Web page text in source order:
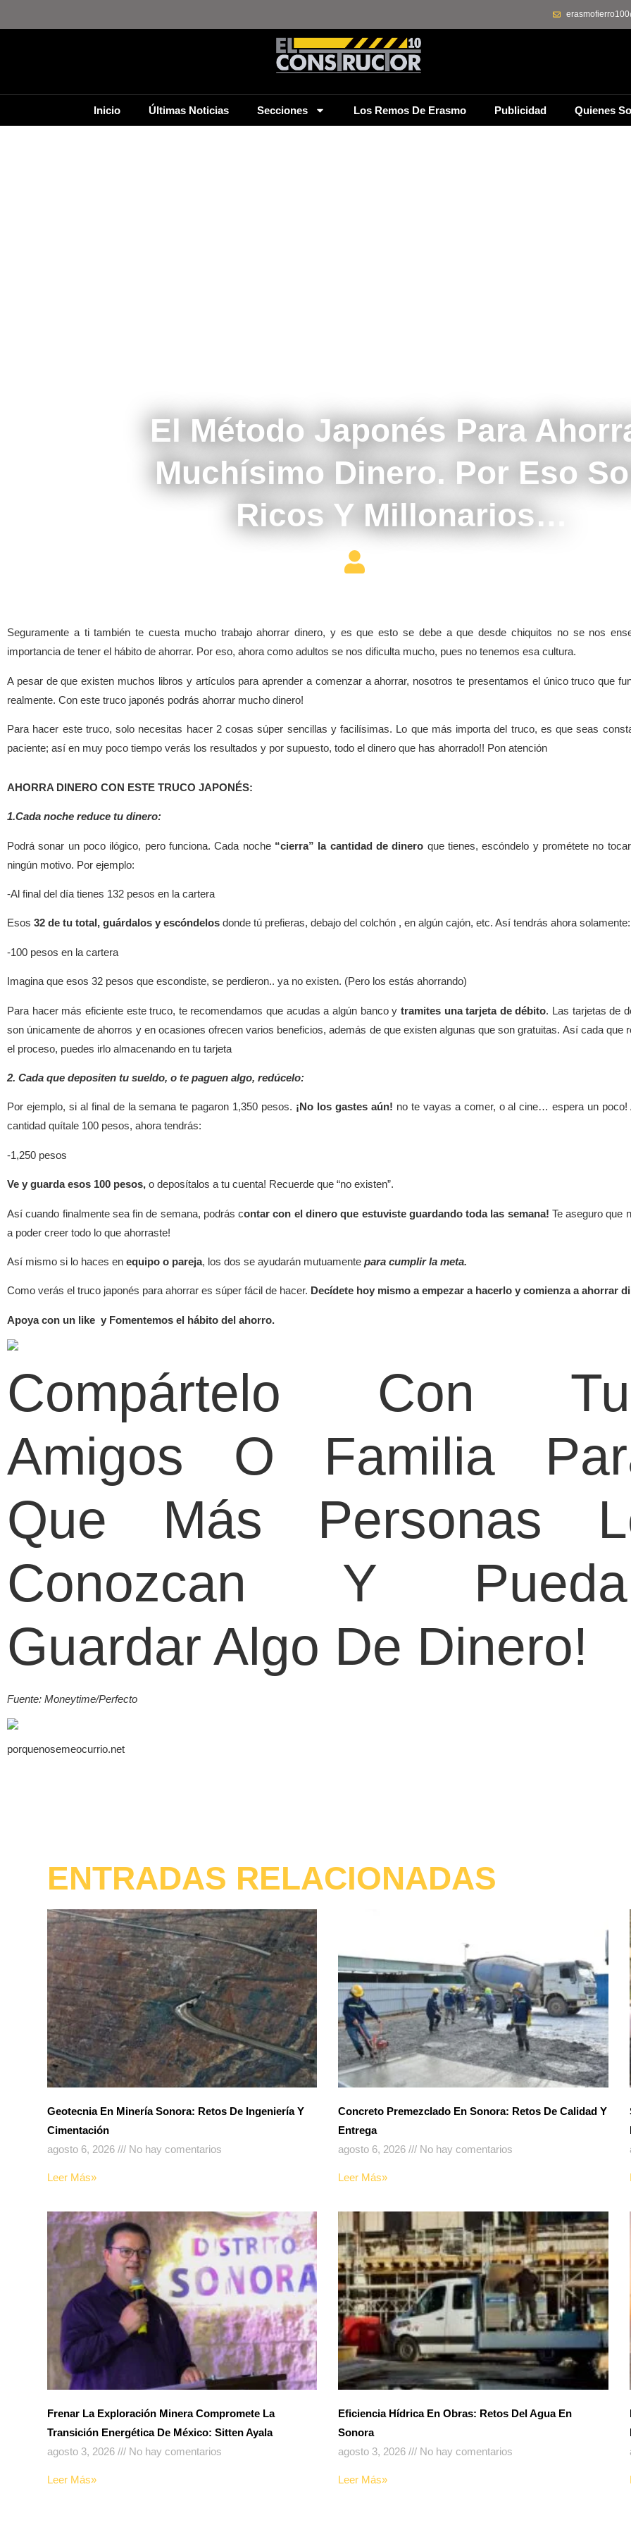
Inicio Últimas Noticias Secciones Los Remos De Erasmo Publicidad Quienes
El Método Japonés Para
Muchísimo Dinero. Por Eso
Ricos Y Millonarios…
Seguramente a ti también te cuesta mucho trabajo ahorrar dinero, y es que esto se debe a que desde chiquitos no se nos
importancia de tener el hábito de ahorrar. Por eso, ahora como adultos se nos dificulta mucho, pues no tenemos esa cultura.
A pesar de que existen muchos libros y artículos para aprender a comenzar a ahorrar, nosotros te presentamos el único truco que
realmente. Con este truco japonés podrás ahorrar mucho dinero!
Para hacer este truco, solo necesitas hacer 2 cosas súper sencillas y facilísimas. Lo que más importa del truco, es que seas
paciente; así en muy poco tiempo verás los resultados y por supuesto, todo el dinero que has ahorrado!! Pon atención
AHORRA DINERO CON ESTE TRUCO JAPONÉS:
1.Cada noche reduce tu dinero:
Podrá sonar un poco ilógico, pero funciona. Cada noche “cierra” la cantidad de dinero que tienes, escóndelo y prométete no
ningún motivo. Por ejemplo:
-Al final del día tienes 132 pesos en la cartera
Esos 32 de tu total, guárdalos y escóndelos donde tú prefieras, debajo del colchón , en algún cajón, etc. Así tendrás ahora solamente:
-100 pesos en la cartera
Imagina que esos 32 pesos que escondiste, se perdieron.. ya no existen. (Pero los estás ahorrando)
Para hacer más eficiente este truco, te recomendamos que acudas a algún banco y tramites una tarjeta de débito. Las tarjetas de
son únicamente de ahorros y en ocasiones ofrecen varios beneficios, además de que existen algunas que son gratuitas. Así cada que
el proceso, puedes irlo almacenando en tu tarjeta
2. Cada que depositen tu sueldo, o te paguen algo, redúcelo:
Por ejemplo, si al final de la semana te pagaron 1,350 pesos. ¡No los gastes aún! no te vayas a comer, o al cine… espera un poco!
cantidad quítale 100 pesos, ahora tendrás:
-1,250 pesos
Ve y guarda esos 100 pesos, o deposítalos a tu cuenta! Recuerde que “no existen”.
Así cuando finalmente sea fin de semana, podrás contar con el dinero que estuviste guardando toda las semana! Te aseguro que
a poder creer todo lo que ahorraste!
Así mismo si lo haces en equipo o pareja, los dos se ayudarán mutuamente para cumplir la meta.
Como verás el truco japonés para ahorrar es súper fácil de hacer. Decídete hoy mismo a empezar a hacerlo y comienza a ahorrar
Apoya con un like y Fomentemos el hábito del ahorro.
Compártelo Con
Amigos O Familia
Que Más Personas
Conozcan Y
Guardar Algo De Dinero!
Fuente: Moneytime/Perfecto
porquenosemeocurrio.net
ENTRADAS RELACIONADAS
Geotecnia En Minería Sonora: Retos De Ingeniería Y
Cimentación
agosto 6, 2026
No hay comentarios
Leer Más»
Concreto Premezclado En Sonora: Retos De Calidad Y
Entrega
agosto 6, 2026
No hay comentarios
Leer Más»
Frenar La Exploración Minera Compromete La
Transición Energética De México: Sitten Ayala
agosto 3, 2026
No hay comentarios
Leer Más»
Eficiencia Hídrica En Obras: Retos Del Agua En
Sonora
agosto 3, 2026
No hay comentarios
Leer Más»